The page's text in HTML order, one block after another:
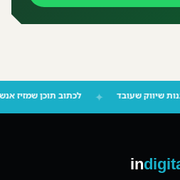
לבנות שיווק שעובד ✦ לכתוב תוכן
in